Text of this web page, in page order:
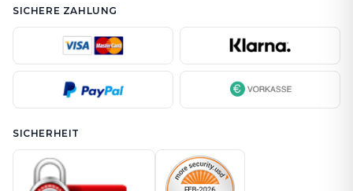
SICHERE ZAHLUNG
SICHERHEIT